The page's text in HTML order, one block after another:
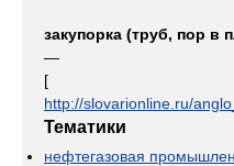
закупорка (труб, пор в
—
[
http://slovarionline.ru/
Тематики
нефтегазовая